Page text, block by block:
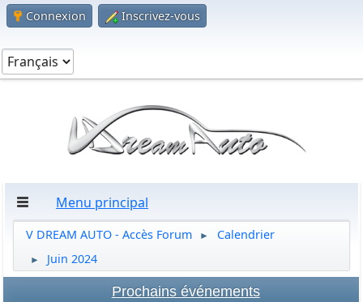
Connexion Inscrivez-vous
Menu principal
V DREAM AUTO - Accès Forum ► Calendrier
► Juin 2024
Prochains événements